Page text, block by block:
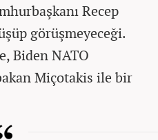
Recep
görüşmeyeceği.
Biden NATO
Miçotakis ile bir